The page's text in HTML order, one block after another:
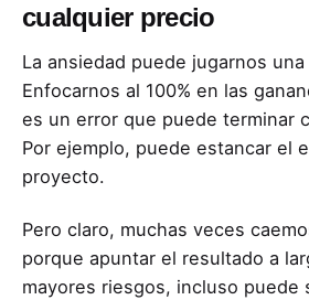
cualquier precio
La ansiedad puede jugarnos una
Enfocarnos al 100% en las
es un error que puede terminar
Por ejemplo, puede estancar el
proyecto.
Pero claro, muchas veces
porque apuntar el resultado a
mayores riesgos, incluso puede